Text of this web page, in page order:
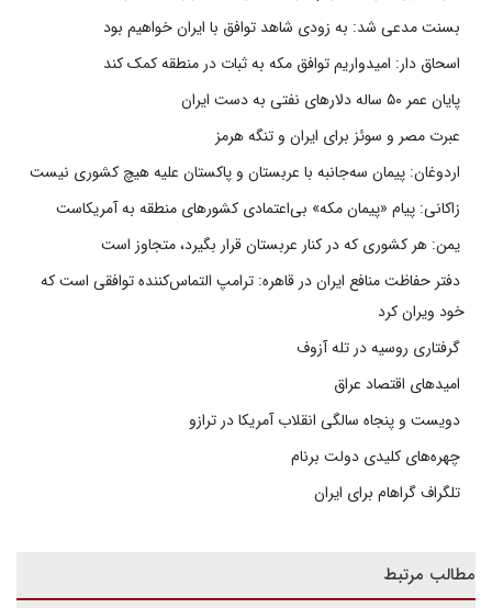
بسنت مدعی شد: به زودی شاهد توافق با ایران خواهیم بود
اسحاق دار: امیدواریم توافق مکه به ثبات در منطقه کمک کند
پایان عمر ۵۰ ساله دلارهای نفتی به دست ایران
عبرت مصر و سوئز برای ایران و تنگه هرمز
اردوغان: پیمان سه‌جانبه با عربستان و پاکستان علیه هیچ کشوری نیست
زاکانی: پیام «پیمان مکه» بی‌اعتمادی کشورهای منطقه به آمریکاست
یمن: هر کشوری که در کنار عربستان قرار بگیرد، متجاوز است
دفتر حفاظت منافع ایران در قاهره: ترامپ التماس‌کننده توافقی است که
خود ویران کرد
گرفتاری روسیه در تله آزوف
امیدهای اقتصاد عراق
دویست و پنجاه سالگی انقلاب آمریکا در ترازو
چهره‌های کلیدی دولت برنام
تلگراف گراهام برای ایران
مطالب مرتبط